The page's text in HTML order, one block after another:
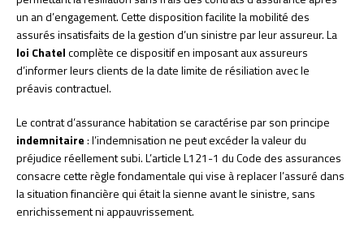
un an d’engagement. Cette disposition facilite la mobilité des
assurés insatisfaits de la gestion d’un sinistre par leur assureur. La
loi Chatelcomplète ce dispositif en imposant aux assureurs
d’informer leurs clients de la date limite de résiliation avec le
préavis contractuel.
Le contrat d’assurance habitation se caractérise par son principe
indemnitaire: l’indemnisation ne peut excéder la valeur du
préjudice réellement subi. L’article L121-1 du Code des assurances
consacre cette règle fondamentale qui vise à replacer l’assuré dans
la situation financière qui était la sienne avant le sinistre, sans
enrichissement ni appauvrissement.